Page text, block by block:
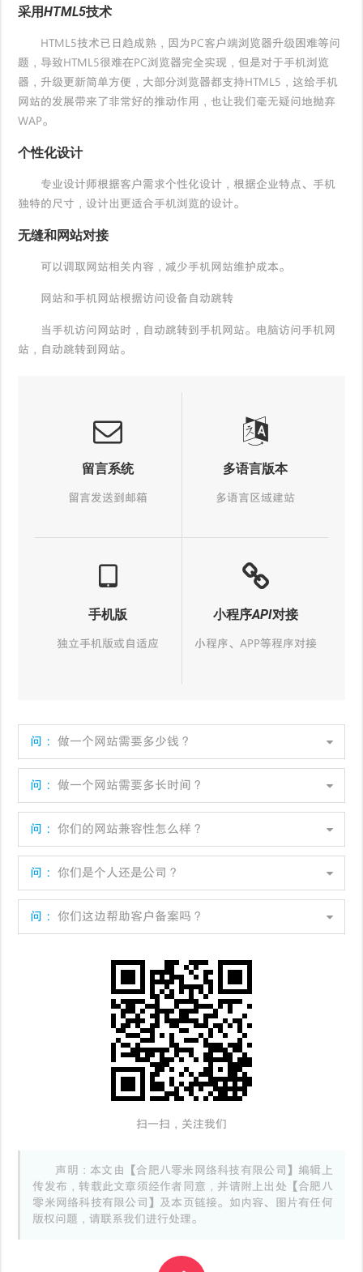
采用HTML5技术
HTML5技术已日趋成熟，因为PC客户端浏览器升级困难等问
题，导致HTML5很难在PC浏览器完全实现，但是对于手机浏览
器，升级更新简单方便，大部分浏览器都支持HTML5，这给手机
网站的发展带来了非常好的推动作用，也让我们毫无疑问地抛弃
WAP。
个性化设计
专业设计师根据客户需求个性化设计，根据企业特点、手机
独特的尺寸，设计出更适合手机浏览的设计。
无缝和网站对接
可以调取网站相关内容，减少手机网站维护成本。
网站和手机网站根据访问设备自动跳转
当手机访问网站时，自动跳转到手机网站。电脑访问手机网
站，自动跳转到网站。
留言系统
留言发送到邮箱
多语言版本
多语言区域建站
手机版
独立手机版或自适应
小程序API对接
小程序、APP等程序对接
问： 做一个网站需要多少钱？
问： 做一个网站需要多长时间？
问： 你们的网站兼容性怎么样？
问： 你们是个人还是公司？
问： 你们这边帮助客户备案吗？
扫一扫，关注我们
声明：本文由【合肥八零米网络科技有限公司】编辑上
传发布，转载此文章须经作者同意，并请附上出处【合肥八
零米网络科技有限公司】及本页链接。如内容、图片有任何
版权问题，请联系我们进行处理。